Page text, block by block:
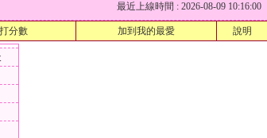
最近上線時間 : 2026-08-09 10:16:00
分數 加到我的最愛 說明